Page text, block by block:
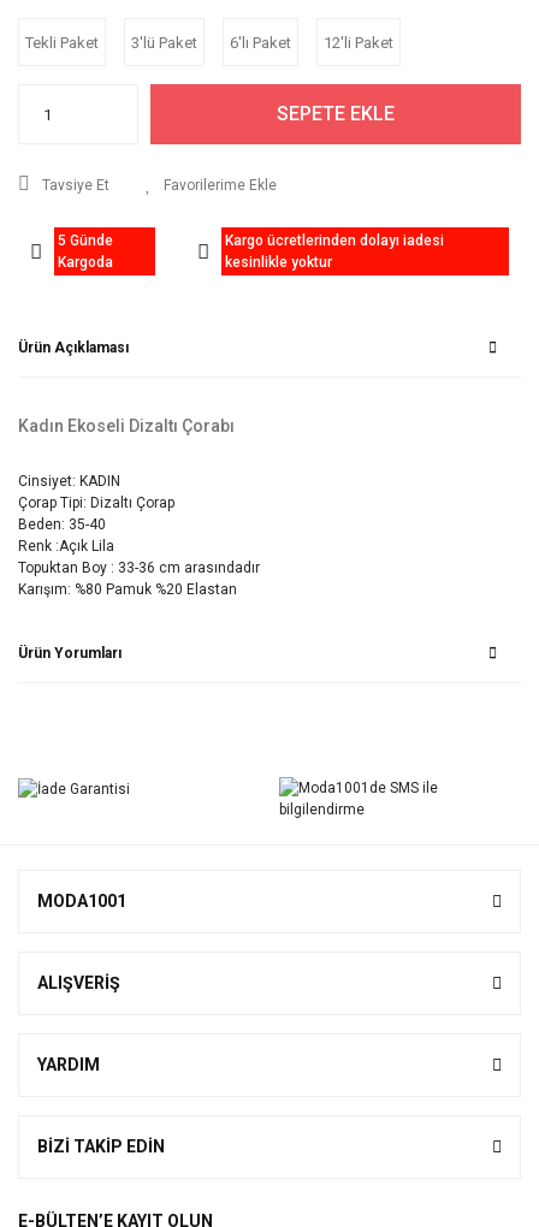
Tekli Paket 3'lü Paket 6'lı Paket 12'li Paket
SEPETE EKLE
Tavsiye Et
5 Günde
Kargoda
Kargo ücretlerinden dolayı iadesi
kesinlikle yoktur
Ürün Açıklaması
Kadın Ekoseli Dizaltı Çorabı
Cinsiyet: KADIN
Çorap Tipi: Dizaltı Çorap
Beden: 35-40
Renk :Açık Lila
Topuktan Boy : 33-36 cm arasındadır
Karışım: %80 Pamuk %20 Elastan
Ürün Yorumları
Yorum Yaz
MODA1001
ALIŞVERİŞ
YARDIM
BİZİ TAKİP EDİN
E-BÜLTEN’E KAYIT OLUN